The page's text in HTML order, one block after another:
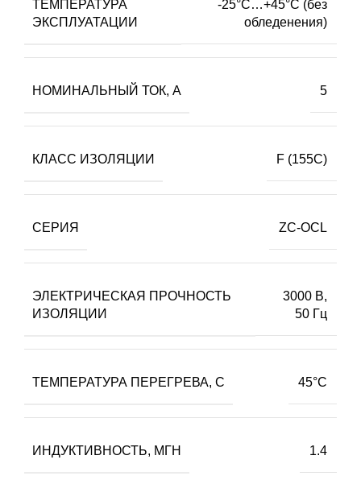
ТЕМПЕРАТУРА
ЭКСПЛУАТАЦИИ
-25°С…+45°С (без
обледенения)
НОМИНАЛЬНЫЙ ТОК, А 5
КЛАСС ИЗОЛЯЦИИ F (155С)
СЕРИЯ ZC-OCL
ЭЛЕКТРИЧЕСКАЯ ПРОЧНОСТЬ
ИЗОЛЯЦИИ
3000 В,
50 Гц
ТЕМПЕРАТУРА ПЕРЕГРЕВА, С 45°С
ИНДУКТИВНОСТЬ, МГН 1.4